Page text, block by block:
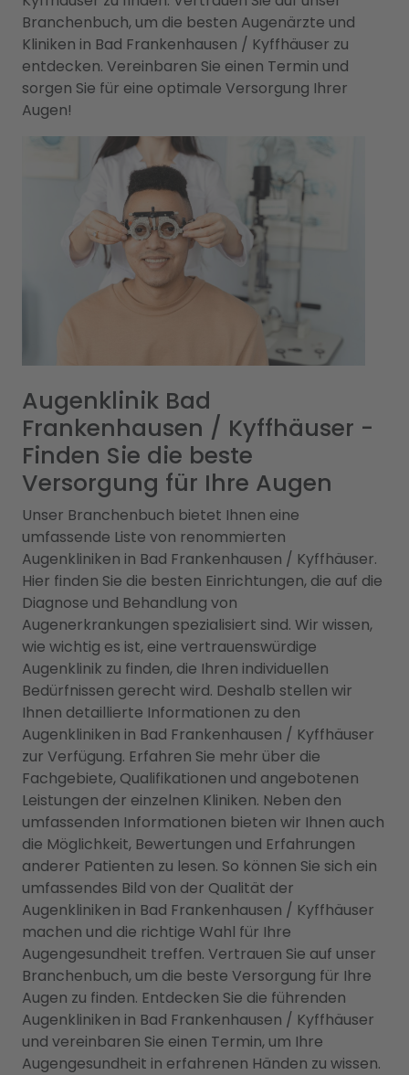
Branchenbuch, um die besten Augenärzte und
Kliniken in Bad Frankenhausen / Kyffhäuser zu
entdecken. Vereinbaren Sie einen Termin und
sorgen Sie für eine optimale Versorgung Ihrer
Augen!
Augenklinik Bad
Frankenhausen / Kyffhäuser -
Finden Sie die beste
Versorgung für Ihre Augen
Unser Branchenbuch bietet Ihnen eine
umfassende Liste von renommierten
Augenkliniken in Bad Frankenhausen / Kyffhäuser.
Hier finden Sie die besten Einrichtungen, die auf die
Diagnose und Behandlung von
Augenerkrankungen spezialisiert sind. Wir wissen,
wie wichtig es ist, eine vertrauenswürdige
Augenklinik zu finden, die Ihren individuellen
Bedürfnissen gerecht wird. Deshalb stellen wir
Ihnen detaillierte Informationen zu den
Augenkliniken in Bad Frankenhausen / Kyffhäuser
zur Verfügung. Erfahren Sie mehr über die
Fachgebiete, Qualifikationen und angebotenen
Leistungen der einzelnen Kliniken. Neben den
umfassenden Informationen bieten wir Ihnen auch
die Möglichkeit, Bewertungen und Erfahrungen
anderer Patienten zu lesen. So können Sie sich ein
umfassendes Bild von der Qualität der
Augenkliniken in Bad Frankenhausen / Kyffhäuser
machen und die richtige Wahl für Ihre
Augengesundheit treffen. Vertrauen Sie auf unser
Branchenbuch, um die beste Versorgung für Ihre
Augen zu finden. Entdecken Sie die führenden
Augenkliniken in Bad Frankenhausen / Kyffhäuser
und vereinbaren Sie einen Termin, um Ihre
Augengesundheit in erfahrenen Händen zu wissen.